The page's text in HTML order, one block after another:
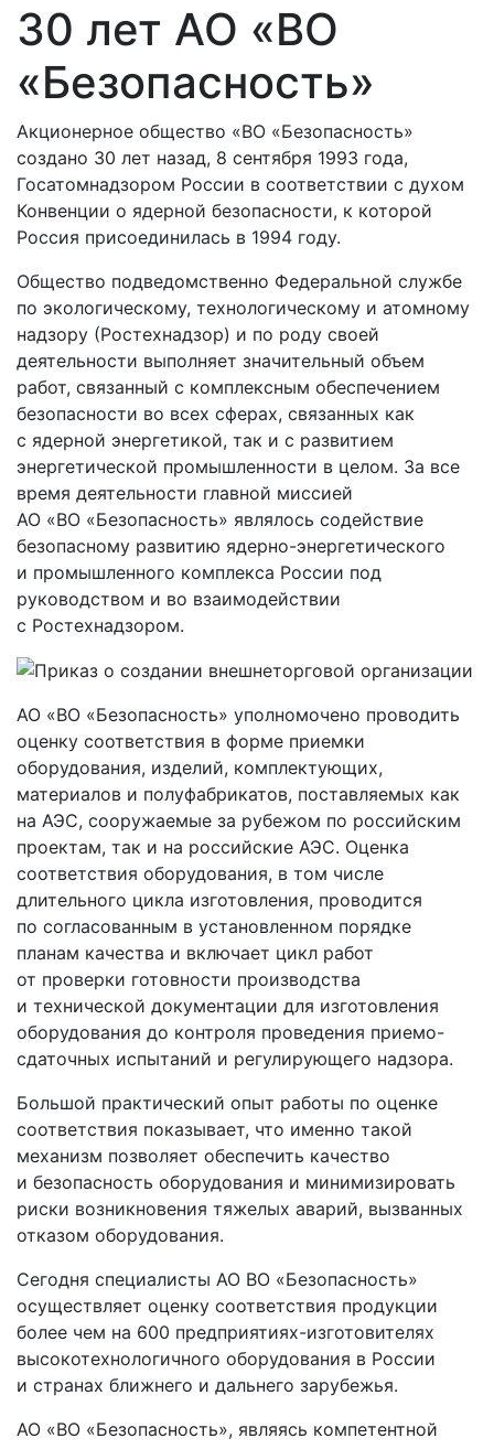
30 лет АО «ВО
«Безопасность»
Акционерное общество «ВО «Безопасность»
создано 30 лет назад, 8 сентября 1993 года,
Госатомнадзором России в соответствии с духом
Конвенции о ядерной безопасности, к которой
Россия присоединилась в 1994 году.
Общество подведомственно Федеральной службе
по экологическому, технологическому и атомному
надзору (Ростехнадзор) и по роду своей
деятельности выполняет значительный объем
работ, связанный с комплексным обеспечением
безопасности во всех сферах, связанных как
с ядерной энергетикой, так и с развитием
энергетической промышленности в целом. За все
время деятельности главной миссией
АО «ВО «Безопасность» являлось содействие
безопасному развитию ядерно-энергетического
и промышленного комплекса России под
руководством и во взаимодействии
с Ростехнадзором.
АО «ВО «Безопасность» уполномочено проводить
оценку соответствия в форме приемки
оборудования, изделий, комплектующих,
материалов и полуфабрикатов, поставляемых как
на АЭС, сооружаемые за рубежом по российским
проектам, так и на российские АЭС. Оценка
соответствия оборудования, в том числе
длительного цикла изготовления, проводится
по согласованным в установленном порядке
планам качества и включает цикл работ
от проверки готовности производства
и технической документации для изготовления
оборудования до контроля проведения приемо-
сдаточных испытаний и регулирующего надзора.
Большой практический опыт работы по оценке
соответствия показывает, что именно такой
механизм позволяет обеспечить качество
и безопасность оборудования и минимизировать
риски возникновения тяжелых аварий, вызванных
отказом оборудования.
Сегодня специалисты АО ВО «Безопасность»
осуществляет оценку соответствия продукции
более чем на 600 предприятиях-изготовителях
высокотехнологичного оборудования в России
и странах ближнего и дальнего зарубежья.
АО «ВО «Безопасность», являясь компетентной